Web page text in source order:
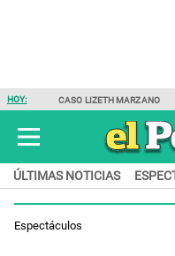
HOY: CASO LIZETH MARZANO
ÚLTIMAS NOTICIAS
Espectáculos